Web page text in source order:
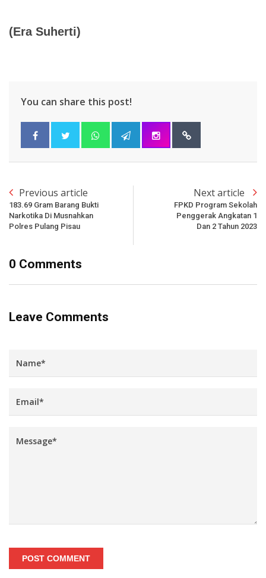
(Era Suherti)
You can share this post!
Previous article
183.69 Gram Barang Bukti
Narkotika Di Musnahkan
Polres Pulang Pisau
Next article
FPKD Program Sekolah
Penggerak Angkatan 1
Dan 2 Tahun 2023
0 Comments
Leave Comments
POST COMMENT